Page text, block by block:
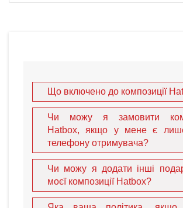
Що включено до композиції
Чи можу я замовити
Hatbox, якщо у мене є
телефону отримувача?
Чи можу я додати інші
моєї композиції Hatbox?